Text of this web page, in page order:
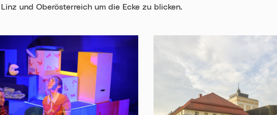
und Oberösterreich um die Ecke zu blicken.